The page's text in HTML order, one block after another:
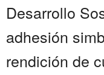
Desarrollo
adhesión
rendición de